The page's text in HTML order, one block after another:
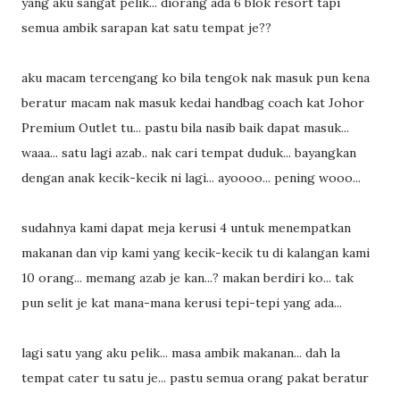
semua ambik sarapan kat satu tempat je??
aku macam tercengang ko bila tengok nak masuk pun kena
beratur macam nak masuk kedai handbag coach kat Johor
Premium Outlet tu... pastu bila nasib baik dapat masuk...
waaa... satu lagi azab.. nak cari tempat duduk... bayangkan
dengan anak kecik-kecik ni lagi... ayoooo... pening wooo...
sudahnya kami dapat meja kerusi 4 untuk menempatkan
makanan dan vip kami yang kecik-kecik tu di kalangan kami
10 orang... memang azab je kan...? makan berdiri ko... tak
pun selit je kat mana-mana kerusi tepi-tepi yang ada...
lagi satu yang aku pelik... masa ambik makanan... dah la
tempat cater tu satu je... pastu semua orang pakat beratur